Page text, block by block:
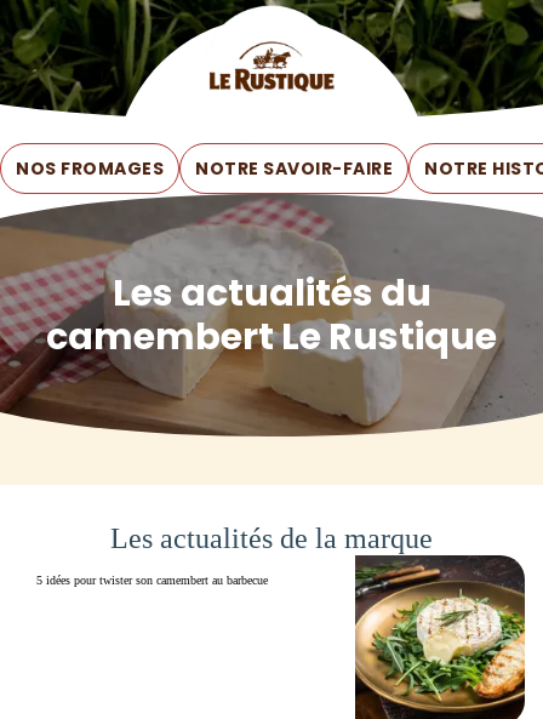
NOS FROMAGES NOTRE SAVOIR-FAIRE NOTRE
Les actualités du
camembert Le Rustique
Les actualités de la marque
5 idées pour twister son camembert au barbecue